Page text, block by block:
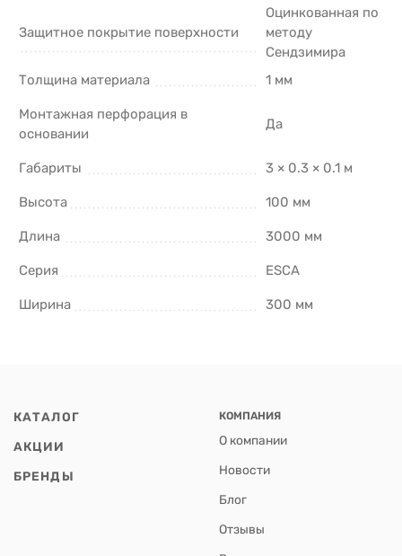
Защитное покрытие поверхности
Оцинкованная по
методу
Сендзимира
Толщина материала
1 мм
Монтажная перфорация в
основании
Да
Габариты 3 × 0.3 × 0.1 м
Высота 100 мм
Длина 3000 мм
Серия ESCA
Ширина 300 мм
КАТАЛОГ
АКЦИИ
БРЕНДЫ
КОМПАНИЯ
О компании
Новости
Блог
Отзывы